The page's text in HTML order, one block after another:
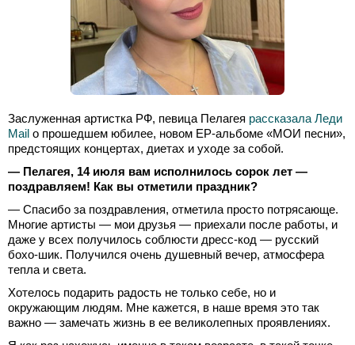
Заслуженная артистка РФ, певица Пелагея рассказала Леди
Mail о прошедшем юбилее, новом ЕР-альбоме «МОИ песни»,
предстоящих концертах, диетах и уходе за собой.
— Пелагея, 14 июля вам исполнилось сорок лет —
поздравляем! Как вы отметили праздник?
— Спасибо за поздравления, отметила просто потрясающе.
Многие артисты — мои друзья — приехали после работы, и
даже у всех получилось соблюсти дресс-код — русский
бохо-шик. Получился очень душевный вечер, атмосфера
тепла и света.
Хотелось подарить радость не только себе, но и
окружающим людям. Мне кажется, в наше время это так
важно — замечать жизнь в ее великолепных проявлениях.